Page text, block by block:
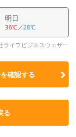
明日
36℃／28℃
ライフビジネスウェザー
確認する
る